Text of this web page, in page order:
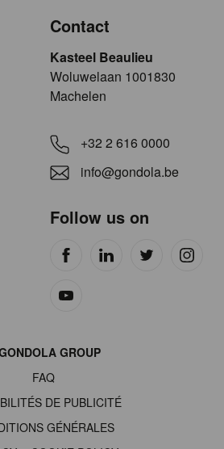
Contact
Kasteel Beaulieu
​​​Woluwelaan 1001830
Machelen
+32 2 616 0000
info@gondola.be
Follow us on
GROUP
FAQ
DE PUBLICITÉ
GÉNÉRALES